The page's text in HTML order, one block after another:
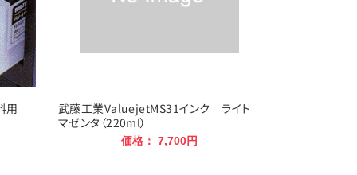
用
武藤工業ValuejetMS31インク ライト
マゼンタ（220ml）
価格： 7,700円